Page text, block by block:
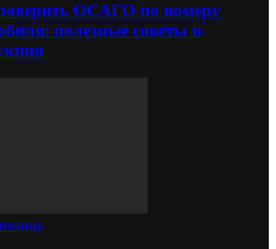
ОСАГО по номеру
полезные советы и